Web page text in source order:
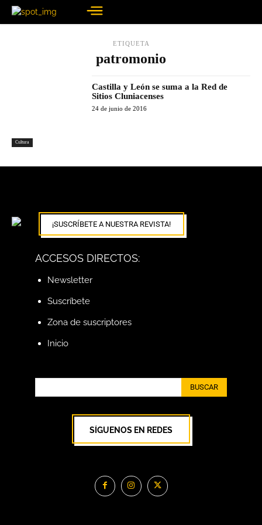
ETIQUETA
patromonio
Cultura
Castilla y León se suma a la Red de
Sitios Cluniacenses
24 de junio de 2016
¡SUSCRÍBETE A NUESTRA REVISTA!
ACCESOS DIRECTOS:
Newsletter
Suscríbete
Zona de suscriptores
Inicio
BUSCAR
SÍGUENOS EN REDES